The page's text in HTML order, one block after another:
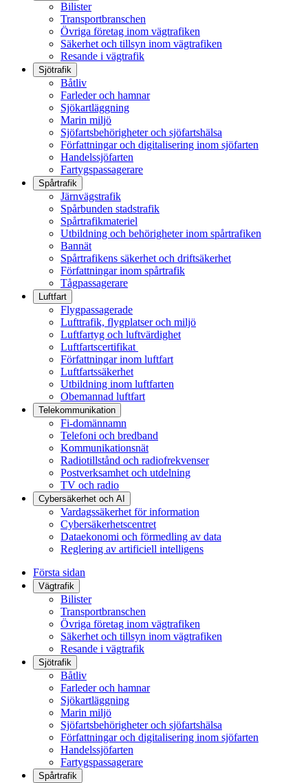
Bilister
Transportbranschen
Övriga företag inom vägtrafiken
Säkerhet och tillsyn inom vägtrafiken
Resande i vägtrafik
Sjötrafik
Båtliv
Farleder och hamnar
Sjökartläggning
Marin miljö
Sjöfartsbehörigheter och sjöfartshälsa
Författningar och digitalisering inom sjöfarten
Handelssjöfarten
Fartygspassagerare
Spårtrafik
Järnvägstrafik
Spårbunden stadstrafik
Spårtrafikmateriel
Utbildning och behörigheter inom spårtrafiken
Bannät
Spårtrafikens säkerhet och driftsäkerhet
Författningar inom spårtrafik
Tågpassagerare
Luftfart
Flygpassagerade
Lufttrafik, flygplatser och miljö
Luftfartyg och luftvärdighet
Luftfartscertifikat
Författningar inom luftfart
Luftfartssäkerhet
Utbildning inom luftfarten
Obemannad luftfart
Telekommunikation
Fi-domännamn
Telefoni och bredband
Kommunikationsnät
Radiotillstånd och radiofrekvenser
Postverksamhet och utdelning
TV och radio
Cybersäkerhet och AI
Vardagssäkerhet för information
Cybersäkerhetscentret
Dataekonomi och förmedling av data
Reglering av artificiell intelligens
Första sidan
Vägtrafik
Bilister
Transportbranschen
Övriga företag inom vägtrafiken
Säkerhet och tillsyn inom vägtrafiken
Resande i vägtrafik
Sjötrafik
Båtliv
Farleder och hamnar
Sjökartläggning
Marin miljö
Sjöfartsbehörigheter och sjöfartshälsa
Författningar och digitalisering inom sjöfarten
Handelssjöfarten
Fartygspassagerare
Spårtrafik